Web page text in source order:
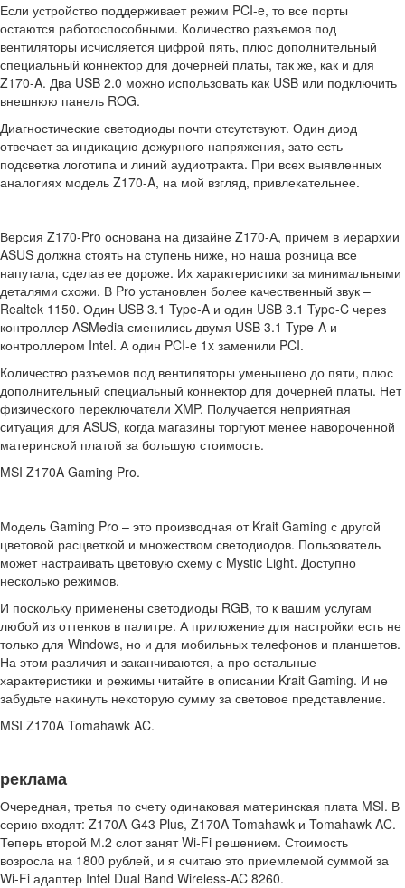
Если устройство поддерживает режим PCI-e, то все порты
остаются работоспособными. Количество разъемов под
вентиляторы исчисляется цифрой пять, плюс дополнительный
специальный коннектор для дочерней платы, так же, как и для
Z170-A. Два USB 2.0 можно использовать как USB или подключить
внешнюю панель ROG.
Диагностические светодиоды почти отсутствуют. Один диод
отвечает за индикацию дежурного напряжения, зато есть
подсветка логотипа и линий аудиотракта. При всех выявленных
аналогиях модель Z170-A, на мой взгляд, привлекательнее.
Версия Z170-Pro основана на дизайне Z170-А, причем в иерархии
ASUS должна стоять на ступень ниже, но наша розница все
напутала, сделав ее дороже. Их характеристики за минимальными
деталями схожи. В Pro установлен более качественный звук –
Realtek 1150. Один USB 3.1 Type-A и один USB 3.1 Type-C через
контроллер ASMedia сменились двумя USB 3.1 Type-A и
контроллером Intel. А один PCI-e 1x заменили PCI.
Количество разъемов под вентиляторы уменьшено до пяти, плюс
дополнительный специальный коннектор для дочерней платы. Нет
физического переключатели XMP. Получается неприятная
ситуация для ASUS, когда магазины торгуют менее навороченной
материнской платой за большую стоимость.
MSI Z170A Gaming Pro.
Модель Gaming Pro – это производная от Krait Gaming с другой
цветовой расцветкой и множеством светодиодов. Пользователь
может настраивать цветовую схему с Mystic Light. Доступно
несколько режимов.
И поскольку применены светодиоды RGB, то к вашим услугам
любой из оттенков в палитре. А приложение для настройки есть не
только для Windows, но и для мобильных телефонов и планшетов.
На этом различия и заканчиваются, а про остальные
характеристики и режимы читайте в описании Krait Gaming. И не
забудьте накинуть некоторую сумму за световое представление.
MSI Z170A Tomahawk AC.
реклама
Очередная, третья по счету одинаковая материнская плата MSI. В
серию входят: Z170A-G43 Plus, Z170A Tomahawk и Tomahawk AC.
Теперь второй М.2 слот занят Wi-Fi решением. Стоимость
возросла на 1800 рублей, и я считаю это приемлемой суммой за
Wi-Fi адаптер Intel Dual Band Wireless-AC 8260.